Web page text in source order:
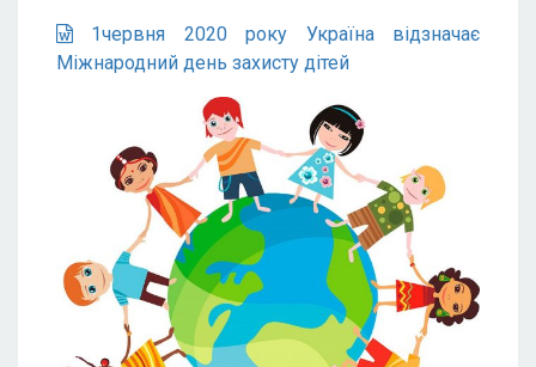
1червня 2020 року Україна відзначає
Міжнародний день захисту дітей